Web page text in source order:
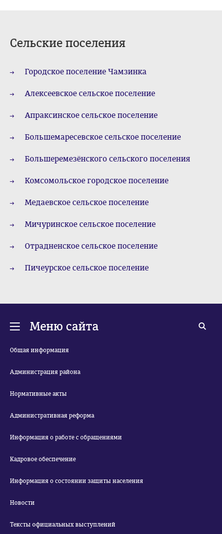
Сельские поселения
Городское поселение Чамзинка
Алексеевское сельское поселение
Апраксинское сельское поселение
Большемаресевское сельское поселение
Большеремезёнского сельского поселения
Комсомольское городское поселение
Медаевское сельское поселение
Мичуринское сельское поселение
Отрадненское сельское поселение
Пичеурское сельское поселение
Меню сайта
Общая информация
Администрация района
Нормативные акты
Административная реформа
Информация о работе с обращениями
Кадровое обеспечение
Информация о состоянии защиты населения
Новости
Тексты официальных выступлений